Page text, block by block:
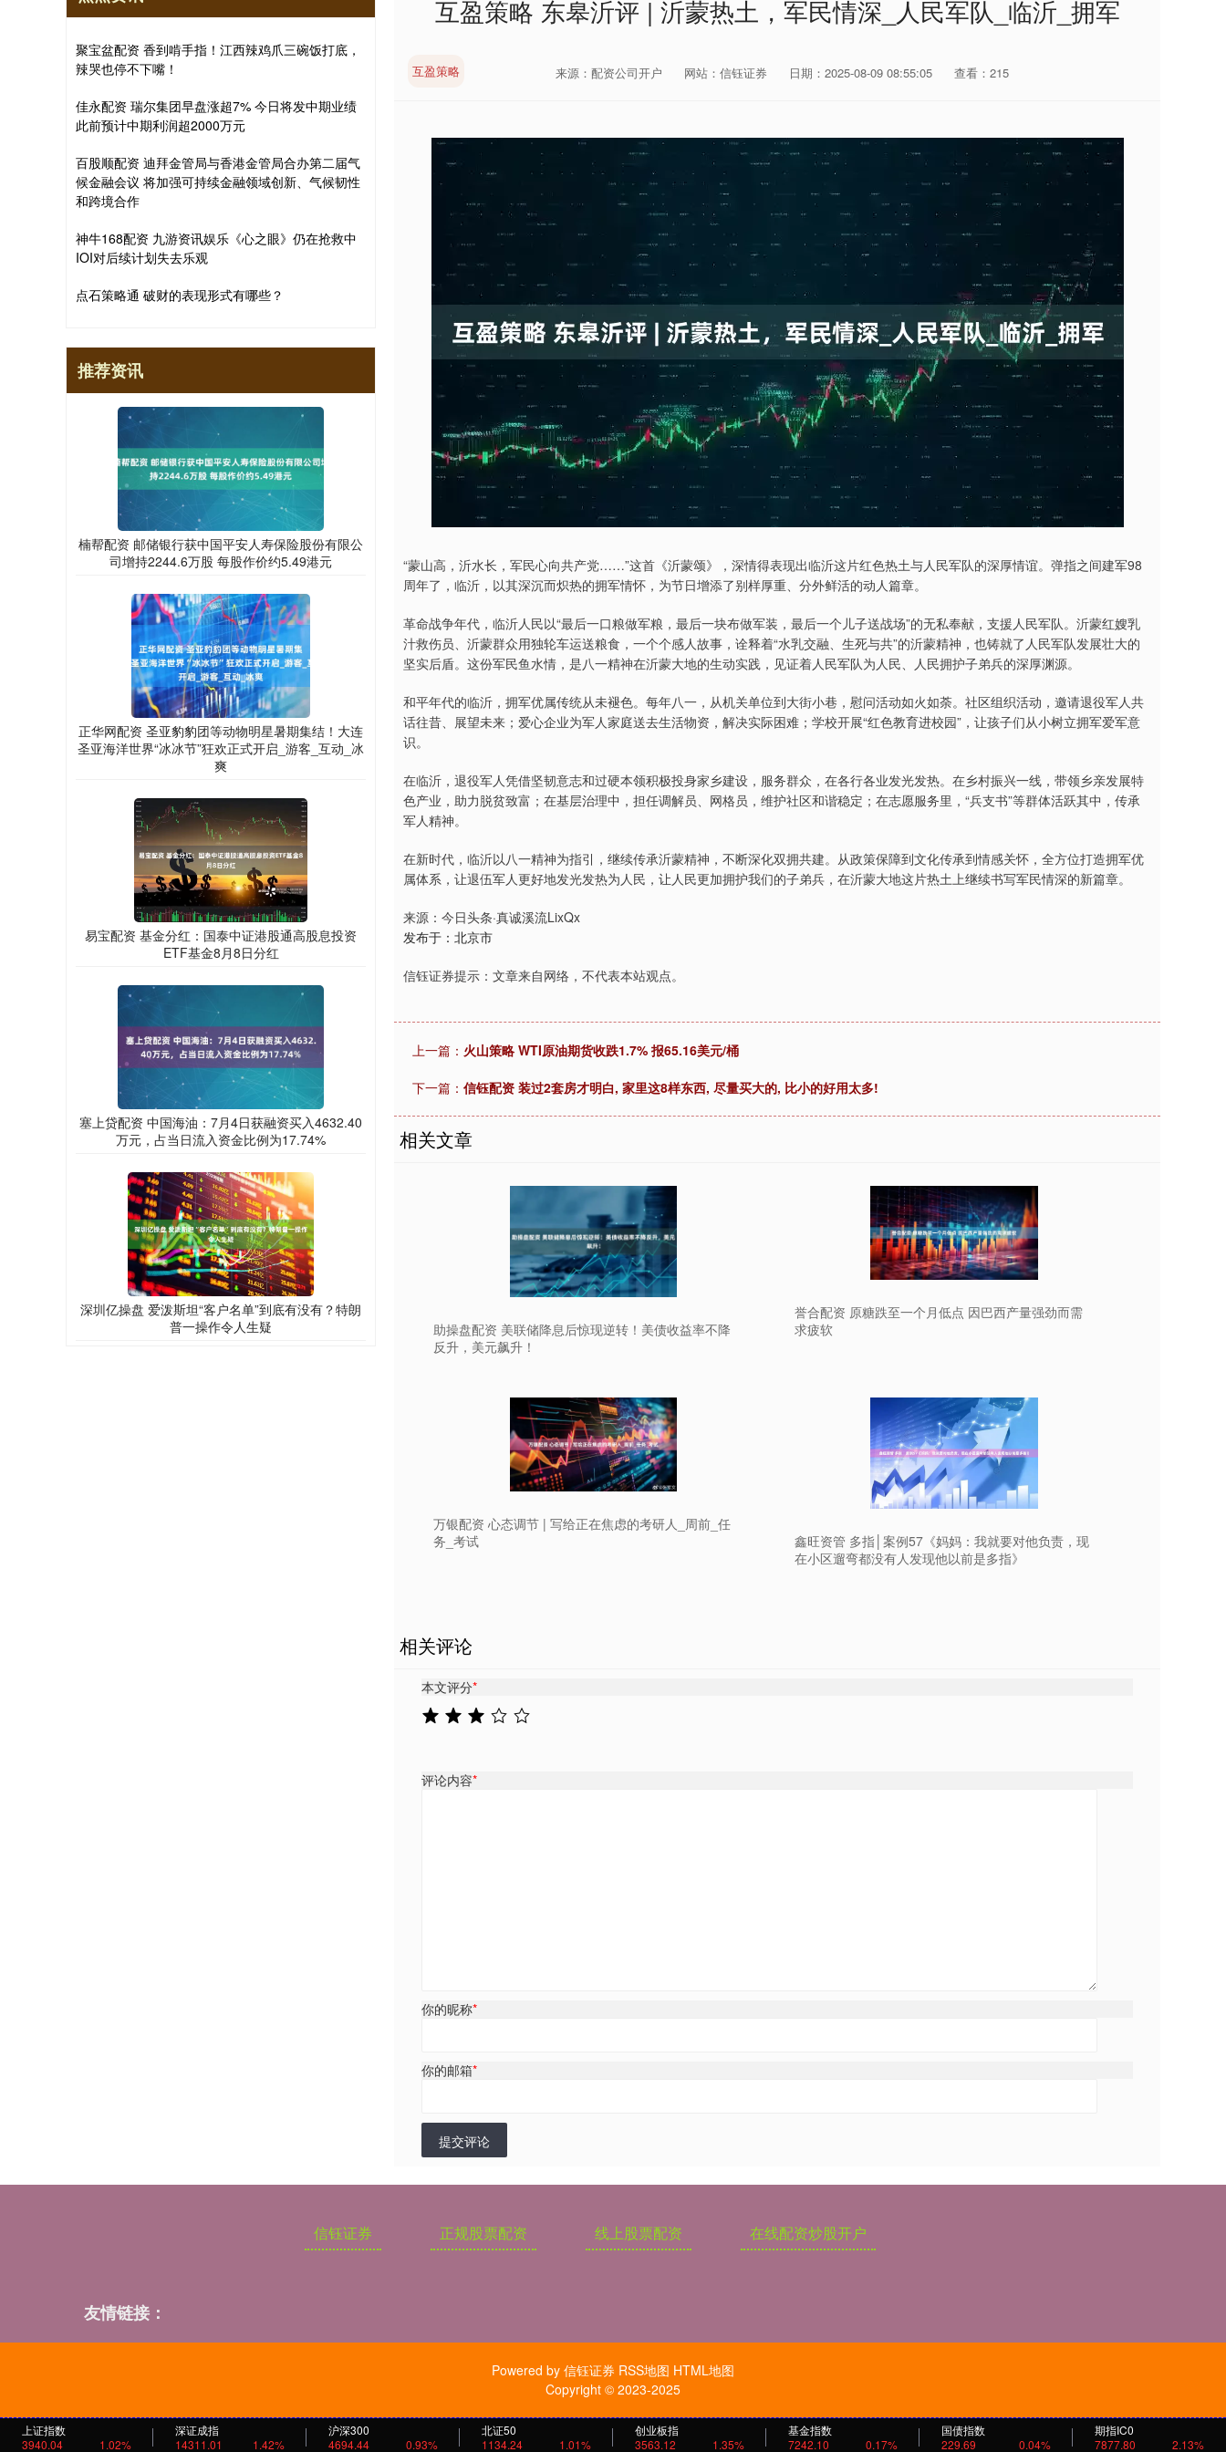
互盈策略 东皋沂评 | 沂蒙热土，军民情深_人民军队_临沂_拥军
互盈策略 来源：配资公司开户 网站：信钰证券 日期：2025-08-09 08:55:05 查看：215
“蒙山高，沂水长，军民心向共产党……”这首《沂蒙颂》，深情得表现出临沂这片红色热土与人民军队的深厚情谊。弹指之间建军98
周年了，临沂，以其深沉而炽热的拥军情怀，为节日增添了别样厚重、分外鲜活的动人篇章。
革命战争年代，临沂人民以“最后一口粮做军粮，最后一块布做军装，最后一个儿子送战场”的无私奉献，支援人民军队。沂蒙红嫂乳
汁救伤员、沂蒙群众用独轮车运送粮食，一个个感人故事，诠释着“水乳交融、生死与共”的沂蒙精神，也铸就了人民军队发展壮大的
坚实后盾。这份军民鱼水情，是八一精神在沂蒙大地的生动实践，见证着人民军队为人民、人民拥护子弟兵的深厚渊源。
和平年代的临沂，拥军优属传统从未褪色。每年八一，从机关单位到大街小巷，慰问活动如火如荼。社区组织活动，邀请退役军人共
话往昔、展望未来；爱心企业为军人家庭送去生活物资，解决实际困难；学校开展“红色教育进校园”，让孩子们从小树立拥军爱军意
识。
在临沂，退役军人凭借坚韧意志和过硬本领积极投身家乡建设，服务群众，在各行各业发光发热。在乡村振兴一线，带领乡亲发展特
色产业，助力脱贫致富；在基层治理中，担任调解员、网格员，维护社区和谐稳定；在志愿服务里，“兵支书”等群体活跃其中，传承
军人精神。
在新时代，临沂以八一精神为指引，继续传承沂蒙精神，不断深化双拥共建。从政策保障到文化传承到情感关怀，全方位打造拥军优
属体系，让退伍军人更好地发光发热为人民，让人民更加拥护我们的子弟兵，在沂蒙大地这片热土上继续书写军民情深的新篇章。
来源：今日头条·真诚溪流LixQx
发布于：北京市
信钰证券提示：文章来自网络，不代表本站观点。
上一篇： 火山策略 WTI原油期货收跌1.7% 报65.16美元/桶
下一篇： 信钰配资 装过2套房才明白, 家里这8样东西, 尽量买大的, 比小的好用太多!
相关文章
助操盘配资 美联储降息后惊现逆转！美债收益率不降
反升，美元飙升！
誉合配资 原糖跌至一个月低点 因巴西产量强劲而需
求疲软
万银配资 心态调节 | 写给正在焦虑的考研人_周前_任
务_考试
鑫旺资管 多指│案例57《妈妈：我就要对他负责，现
在小区遛弯都没有人发现他以前是多指》
相关评论
本文评分*
评论内容*
你的昵称*
你的邮箱*
提交评论
聚宝盆配资 香到啃手指！江西辣鸡爪三碗饭打底，
辣哭也停不下嘴！
佳永配资 瑞尔集团早盘涨超7% 今日将发中期业绩
此前预计中期利润超2000万元
百股顺配资 迪拜金管局与香港金管局合办第二届气
候金融会议 将加强可持续金融领域创新、气候韧性
和跨境合作
神牛168配资 九游资讯娱乐《心之眼》仍在抢救中
IOI对后续计划失去乐观
点石策略通 破财的表现形式有哪些？
推荐资讯
楠帮配资 邮储银行获中国平安人寿保险股份有限公
司增持2244.6万股 每股作价约5.49港元
正华网配资 圣亚豹豹团等动物明星暑期集结！大连
圣亚海洋世界“冰冰节”狂欢正式开启_游客_互动_冰
爽
易宝配资 基金分红：国泰中证港股通高股息投资
ETF基金8月8日分红
塞上贷配资 中国海油：7月4日获融资买入4632.40
万元，占当日流入资金比例为17.74%
深圳亿操盘 爱泼斯坦“客户名单”到底有没有？特朗
普一操作令人生疑
上证指数
3940.04
1.02%
深证成指
14311.01
1.42%
沪深300
4694.44
0.93%
北证50
1134.24
1.01%
创业板指
3563.12
1.35%
基金指数
7242.10
0.17%
国债指数
229.69
0.04%
期指IC0
7877.80
2.13%
信钰证券 正规股票配资 线上股票配资 在线配资炒股开户
友情链接：
Powered by 信钰证券 RSS地图 HTML地图
Copyright © 2023-2025